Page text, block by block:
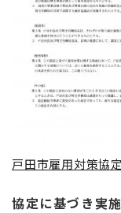
戸田市雇用対策協
協定に基づき実